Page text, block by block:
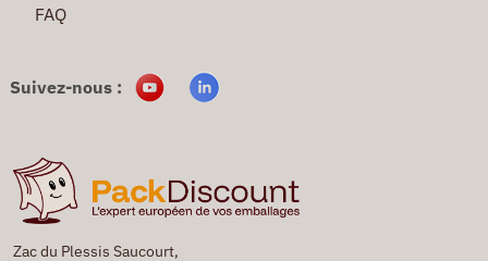
Zac du Plessis Saucourt,
FAQ
Suivez-nous :